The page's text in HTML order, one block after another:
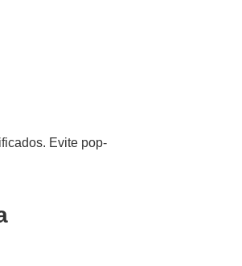
Evite pop-